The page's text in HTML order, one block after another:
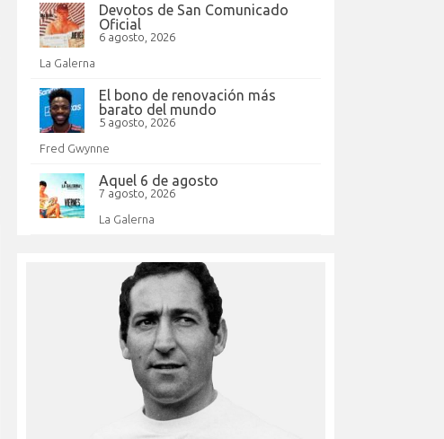
Devotos de San Comunicado
Oficial
6 agosto, 2026
La Galerna
El bono de renovación más
barato del mundo
5 agosto, 2026
Fred Gwynne
Aquel 6 de agosto
7 agosto, 2026
La Galerna